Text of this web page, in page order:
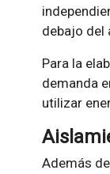
debajo del
Para la
demanda
utilizar
Además